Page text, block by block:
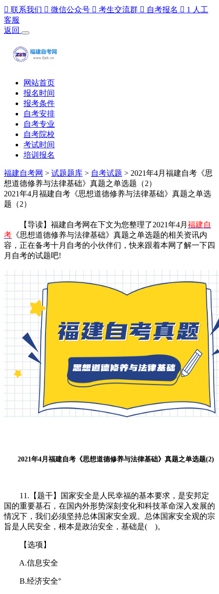
 联系我们  微信公众号  考生交流群  自考报名  1 人工
客服
返回
网站首页
报名时间
报考条件
自考安排
自考专业
自考院校
考试时间
培训报名
福建自考网 > 试题题库 > 自考试题 > 2021年4月福建自考《思
想道德修养与法律基础》真题之单选题（2）
2021年4月福建自考《思想道德修养与法律基础》真题之单选
题（2）
【导读】福建自考网在下文为您整理了2021年4月 福建自
考 《思想道德修养与法律基础》真题之单选题的相关资讯内
容，正在备考十月自考的小伙伴们，快来跟着本网了解一下四
月自考的试题吧!
2021年4月福建自考《思想道德修养与法律基础》真题之单选题(2)
11.【题干】国家安全是人民幸福的基本要求，是安邦定
国的重要基石，在国内外形势深刻变化和科技革命深入发展的
情况下，我们必须坚持总体国家安全观。总体国家安全观的宗
旨是人民安全，根本是政治安全，基础是( )。
【选项】
A.信息安全
B.经济安全°